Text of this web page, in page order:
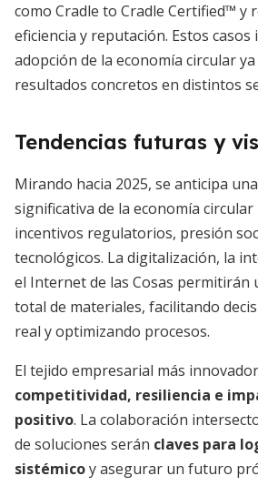
como Cradle to Cradle Certified™ y
eficiencia y reputación. Estos
adopción de la economía circular
resultados concretos en distintos
Tendencias futuras y
Mirando hacia 2025, se anticipa
significativa de la economía
incentivos regulatorios, presión
tecnológicos. La digitalización, la
el Internet de las Cosas permitirán
total de materiales, facilitando
real y optimizando procesos.
El tejido empresarial más
competitividad, resiliencia e
positivo. La colaboración
de soluciones serán claves para
sistémicoy asegurar un futuro